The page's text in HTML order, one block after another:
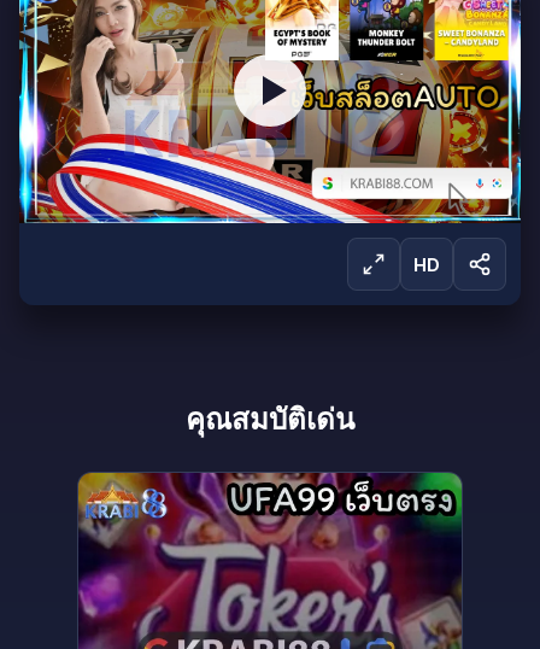
ลงชื่อเข้าใช้เพื่อรับชม
ลงชื่อเข้าใช้เพื่อรับชมการถ่ายทอดสดและเข้าถึง
ผลิตภัณฑ์ทั้งหมดของเรา
ลงชื่อเข้าใช้ สร้างบัญชี
HD
คุณสมบัติเด่น